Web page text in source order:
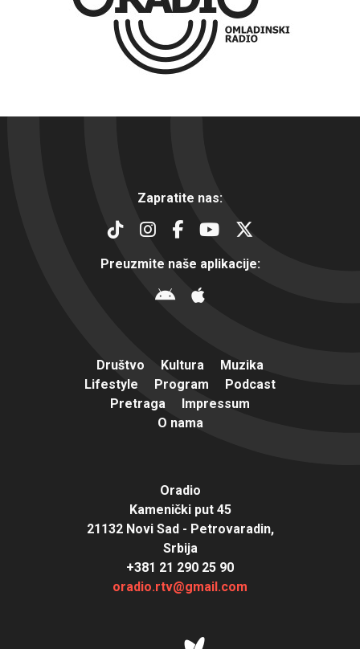
Zapratite nas:
Preuzmite naše aplikacije:
Društvo Kultura
Muzika
Lifestyle
Program
Podcast
Pretraga
Impressum
O nama
Oradio
Kamenički put 45
21132 Novi Sad - Petrovaradin,
Srbija
+381 21 290 25 90
oradio.rtv@gmail.com